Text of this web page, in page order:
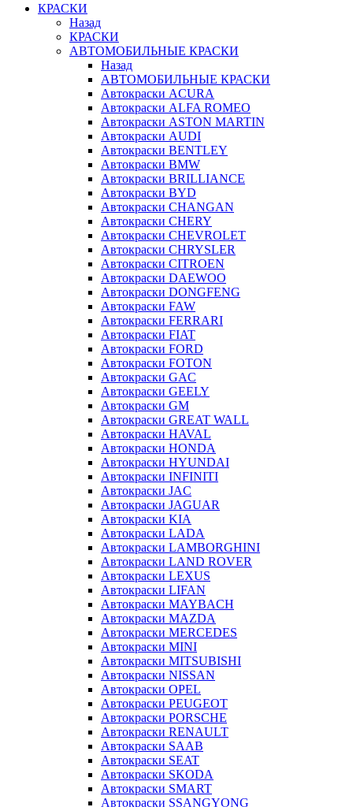
КРАСКИ
Назад
КРАСКИ
АВТОМОБИЛЬНЫЕ КРАСКИ
Назад
АВТОМОБИЛЬНЫЕ КРАСКИ
Автокраски ACURA
Автокраски ALFA ROMEO
Автокраски ASTON MARTIN
Автокраски AUDI
Автокраски BENTLEY
Автокраски BMW
Автокраски BRILLIANCE
Автокраски BYD
Автокраски CHANGAN
Автокраски CHERY
Автокраски CHEVROLET
Автокраски CHRYSLER
Автокраски CITROEN
Автокраски DAEWOO
Автокраски DONGFENG
Автокраски FAW
Автокраски FERRARI
Автокраски FIAT
Автокраски FORD
Автокраски FOTON
Автокраски GAC
Автокраски GEELY
Автокраски GM
Автокраски GREAT WALL
Автокраски HAVAL
Автокраски HONDA
Автокраски HYUNDAI
Автокраски INFINITI
Автокраски JAC
Автокраски JAGUAR
Автокраски KIA
Автокраски LADA
Автокраски LAMBORGHINI
Автокраски LAND ROVER
Автокраски LEXUS
Автокраски LIFAN
Автокраски MAYBACH
Автокраски MAZDA
Автокраски MERCEDES
Автокраски MINI
Автокраски MITSUBISHI
Автокраски NISSAN
Автокраски OPEL
Автокраски PEUGEOT
Автокраски PORSCHE
Автокраски RENAULT
Автокраски SAAB
Автокраски SEAT
Автокраски SKODA
Автокраски SMART
Автокраски SSANGYONG